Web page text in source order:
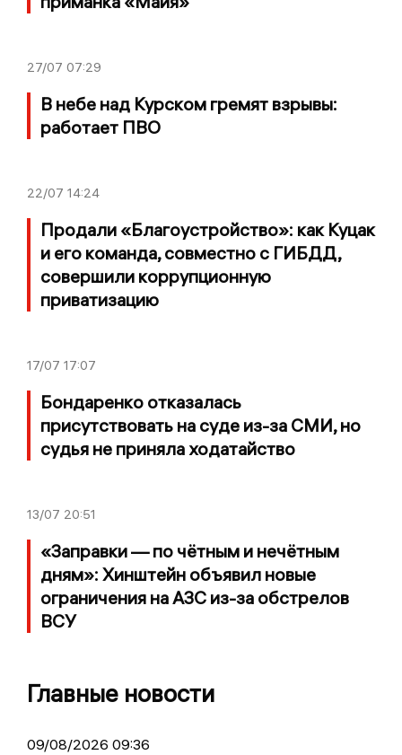
27/07 07:29
В небе над Курском гремят взрывы:
работает ПВО
22/07 14:24
Продали «Благоустройство»: как Куцак
и его команда, совместно с ГИБДД,
совершили коррупционную
приватизацию
17/07 17:07
Бондаренко отказалась
присутствовать на суде из-за СМИ, но
судья не приняла ходатайство
13/07 20:51
«Заправки — по чётным и нечётным
дням»: Хинштейн объявил новые
ограничения на АЗС из-за обстрелов
ВСУ
Главные новости
09/08/2026 09:36